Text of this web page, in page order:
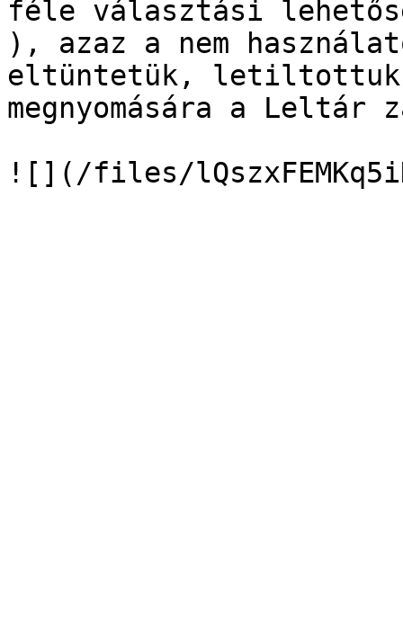
féle választási
), azaz a nem
eltüntetük, letiltottuk
megnyomására a Leltár